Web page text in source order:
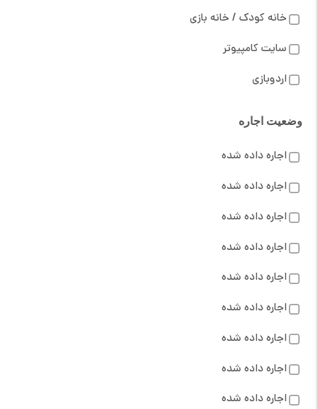
خانه کودک / خانه بازی
سایت کامپیوتر
اردوبازی
وضعیت اجاره
اجاره داده شده
اجاره داده شده
اجاره داده شده
اجاره داده شده
اجاره داده شده
اجاره داده شده
اجاره داده شده
اجاره داده شده
اجاره داده شده